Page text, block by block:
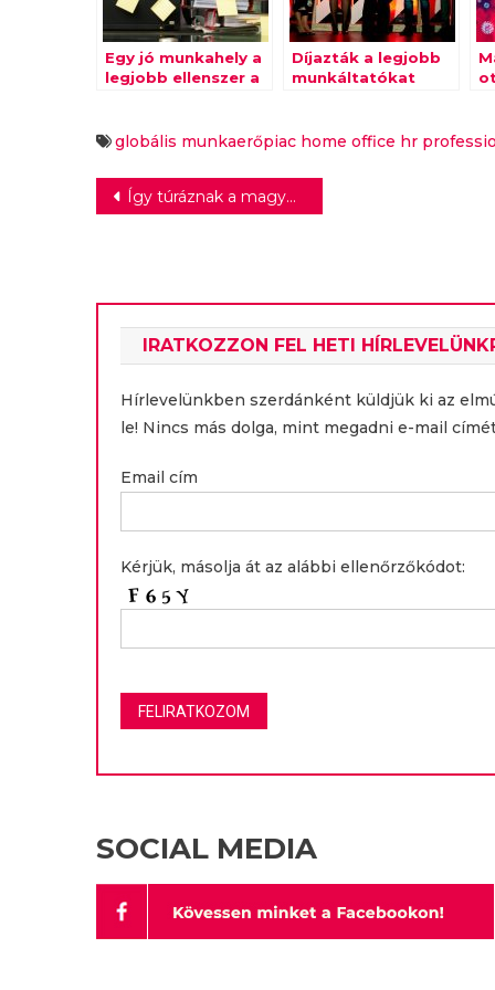
Egy jó munkahely a
legjobb ellenszer a
Díjazták a legjobb
munkáltatókat
globális munkaerőpiac home office hr
Bejegyzés
Így túráznak a magyar nők
IRATKOZZON FEL HETI
Hírlevelünkben szerdánként küldjük ki az
le! Nincs más dolga, mint megadni e-mail
Email cím
Kérjük, másolja át az alábbi ellenőrzőkódot:
SOCIAL MEDIA